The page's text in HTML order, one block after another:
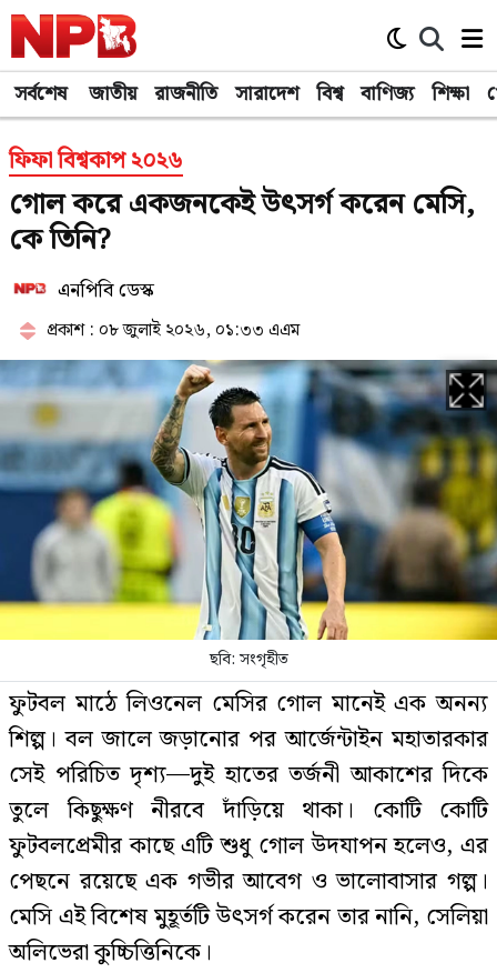
সর্বশেষ জাতীয় রাজনীতি সারাদেশ বিশ্ব বাণিজ্য শিক্ষা
ফিফা বিশ্বকাপ ২০২৬
গোল করে একজনকেই উৎসর্গ করেন মেসি,
কে তিনি?
এনপিবি ডেস্ক
প্রকাশ : ০৮ জুলাই ২০২৬, ০১:৩৩ এএম
ছবি: সংগৃহীত
ফুটবল মাঠে লিওনেল মেসির গোল মানেই এক অনন্য
শিল্প। বল জালে জড়ানোর পর আর্জেন্টাইন মহাতারকার
সেই পরিচিত দৃশ্য—দুই হাতের তর্জনী আকাশের দিকে
তুলে কিছুক্ষণ নীরবে দাঁড়িয়ে থাকা। কোটি কোটি
ফুটবলপ্রেমীর কাছে এটি শুধু গোল উদযাপন হলেও, এর
পেছনে রয়েছে এক গভীর আবেগ ও ভালোবাসার গল্প।
মেসি এই বিশেষ মুহূর্তটি উৎসর্গ করেন তার নানি, সেলিয়া
অলিভেরা কুচ্চিত্তিনিকে।